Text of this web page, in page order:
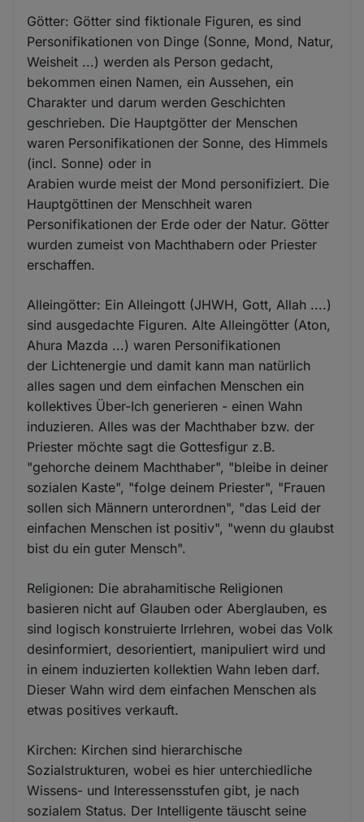
Götter: Götter sind fiktionale Figuren, es sind
Personifikationen von Dinge (Sonne, Mond, Natur,
Weisheit ...) werden als Person gedacht,
bekommen einen Namen, ein Aussehen, ein
Charakter und darum werden Geschichten
geschrieben. Die Hauptgötter der Menschen
waren Personifikationen der Sonne, des Himmels
(incl. Sonne) oder in
Arabien wurde meist der Mond personifiziert. Die
Hauptgöttinen der Menschheit waren
Personifikationen der Erde oder der Natur. Götter
wurden zumeist von Machthabern oder Priester
erschaffen.
Alleingötter: Ein Alleingott (JHWH, Gott, Allah ....)
sind ausgedachte Figuren. Alte Alleingötter (Aton,
Ahura Mazda ...) waren Personifikationen
der Lichtenergie und damit kann man natürlich
alles sagen und dem einfachen Menschen ein
kollektives Über-Ich generieren - einen Wahn
induzieren. Alles was der Machthaber bzw. der
Priester möchte sagt die Gottesfigur z.B.
"gehorche deinem Machthaber", "bleibe in deiner
sozialen Kaste", "folge deinem Priester", "Frauen
sollen sich Männern unterordnen", "das Leid der
einfachen Menschen ist positiv", "wenn du glaubst
bist du ein guter Mensch".
Religionen: Die abrahamitische Religionen
basieren nicht auf Glauben oder Aberglauben, es
sind logisch konstruierte Irrlehren, wobei das Volk
desinformiert, desorientiert, manipuliert wird und
in einem induzierten kollektien Wahn leben darf.
Dieser Wahn wird dem einfachen Menschen als
etwas positives verkauft.
Kirchen: Kirchen sind hierarchische
Sozialstrukturen, wobei es hier unterchiedliche
Wissens- und Interessensstufen gibt, je nach
sozialem Status. Der Intelligente täuscht seine